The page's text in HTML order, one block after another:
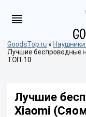
GoodsTop.ru » Наушники
Лучшие беспроводные
ТОП-10
Лучшие
Xiaomi